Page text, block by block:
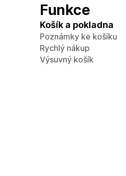
Funkce
Košík a pokladna
Poznámky ke košíku
Rychlý nákup
Výsuvný košík